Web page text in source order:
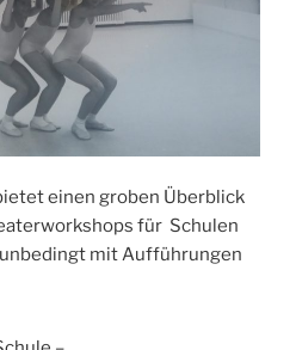
einen groben Überblick
für Schulen
mit Aufführungen